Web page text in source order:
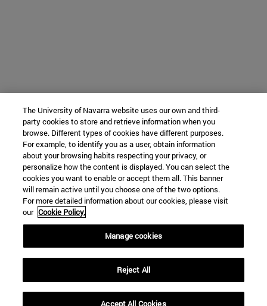
The University of Navarra website uses our own and third-
party cookies to store and retrieve information when you
browse. Different types of cookies have different purposes.
For example, to identify you as a user, obtain information
about your browsing habits respecting your privacy, or
personalize how the content is displayed. You can select the
cookies you want to enable or accept them all. This banner
will remain active until you choose one of the two options.
For more detailed information about our cookies, please visit
our Cookie Policy.
Manage cookies
Reject All
Accept All Cookies